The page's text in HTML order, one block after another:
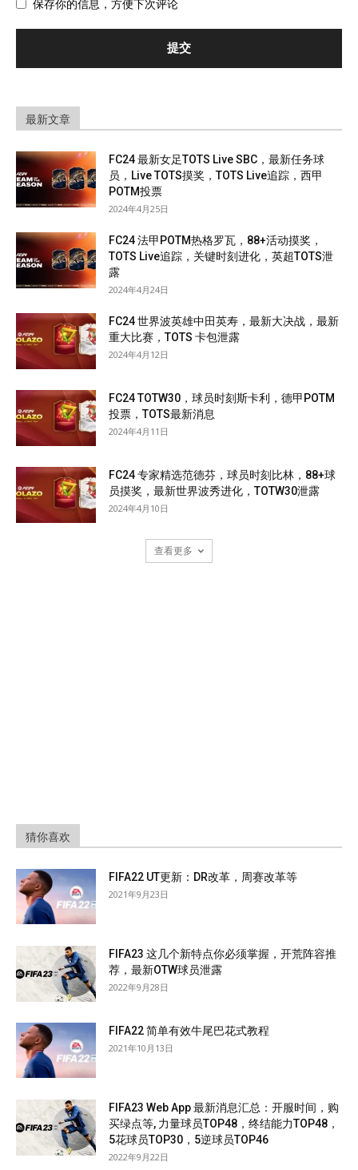
保存你的信息，方便下次评论
最新文章
FC24 最新女足TOTS Live SBC，最新任务球
员，Live TOTS摸奖，TOTS Live追踪，西甲
POTM投票
2024年4月25日
FC24 法甲POTM热格罗瓦，88+活动摸奖，
TOTS Live追踪，关键时刻进化，英超TOTS泄
露
2024年4月24日
FC24 世界波英雄中田英寿，最新大决战，最新
重大比赛，TOTS 卡包泄露
2024年4月12日
FC24 TOTW30，球员时刻斯卡利，德甲POTM
投票，TOTS最新消息
2024年4月11日
FC24 专家精选范德芬，球员时刻比林，88+球
员摸奖，最新世界波秀进化，TOTW30泄露
2024年4月10日
查看更多
猜你喜欢
FIFA22 UT更新：DR改革，周赛改革等
2021年9月23日
FIFA23 这几个新特点你必须掌握，开荒阵容推
荐，最新OTW球员泄露
2022年9月28日
FIFA22 简单有效牛尾巴花式教程
2021年10月13日
FIFA23 Web App 最新消息汇总：开服时间，购
买绿点等, 力量球员TOP48，终结能力TOP48，
5花球员TOP30，5逆球员TOP46
2022年9月22日